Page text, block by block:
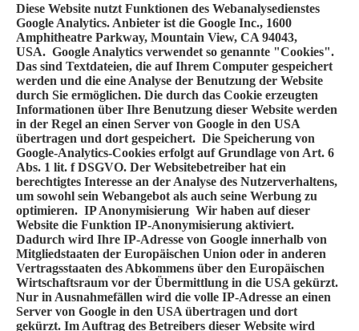
Diese Website nutzt Funktionen des Webanalysedienstes
Google Analytics. Anbieter ist die Google Inc., 1600
Amphitheatre Parkway, Mountain View, CA 94043,
USA. Google Analytics verwendet so genannte "Cookies".
Das sind Textdateien, die auf Ihrem Computer gespeichert
werden und die eine Analyse der Benutzung der Website
durch Sie ermöglichen. Die durch das Cookie erzeugten
Informationen über Ihre Benutzung dieser Website werden
in der Regel an einen Server von Google in den USA
übertragen und dort gespeichert. Die Speicherung von
Google-Analytics-Cookies erfolgt auf Grundlage von Art. 6
Abs. 1 lit. f DSGVO. Der Websitebetreiber hat ein
berechtigtes Interesse an der Analyse des Nutzerverhaltens,
um sowohl sein Webangebot als auch seine Werbung zu
optimieren. IP Anonymisierung Wir haben auf dieser
Website die Funktion IP-Anonymisierung aktiviert.
Dadurch wird Ihre IP-Adresse von Google innerhalb von
Mitgliedstaaten der Europäischen Union oder in anderen
Vertragsstaaten des Abkommens über den Europäischen
Wirtschaftsraum vor der Übermittlung in die USA gekürzt.
Nur in Ausnahmefällen wird die volle IP-Adresse an einen
Server von Google in den USA übertragen und dort
gekürzt. Im Auftrag des Betreibers dieser Website wird